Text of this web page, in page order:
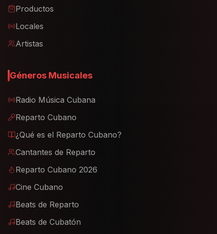
Productos
Locales
Artistas
Géneros Musicales
Radio Música Cubana
Reparto Cubano
¿Qué es el Reparto Cubano?
Cantantes de Reparto
Reparto Cubano 2026
Cine Cubano
Beats de Reparto
Beats de Cubatón